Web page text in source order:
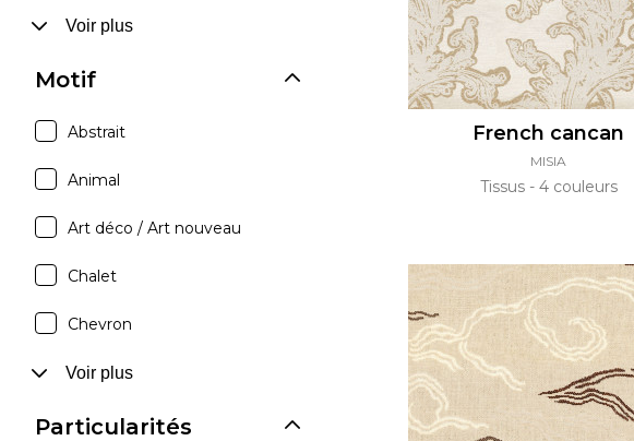
Voir plus
Motif
Abstrait
Animal
Art déco / Art nouveau
Chalet
Chevron
Voir plus
Particularités
French cancan
MISIA
Tissus 4 couleurs